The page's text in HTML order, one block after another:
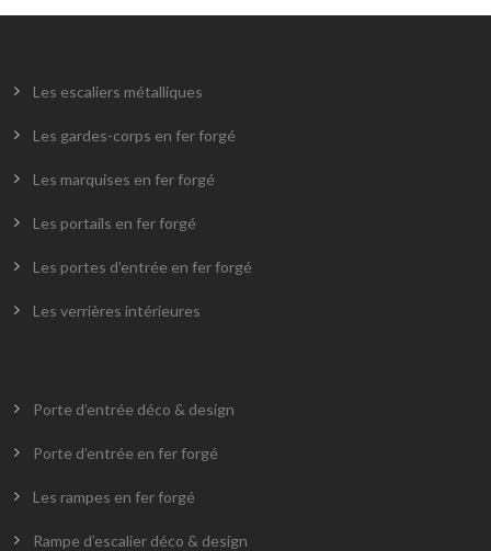
Les escaliers métalliques
Les gardes-corps en fer forgé
Les marquises en fer forgé
Les portails en fer forgé
Les portes d’entrée en fer forgé
Les verrières intérieures
Porte d’entrée déco & design
Porte d’entrée en fer forgé
Les rampes en fer forgé
Rampe d’escalier déco & design